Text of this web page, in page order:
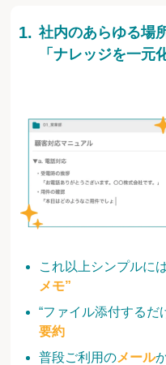
これ以上シンプルに
メモ”
“ファイル添付するだ
要約
普段ご利用のメール
社内のあらゆる場
「ナレッジを一元